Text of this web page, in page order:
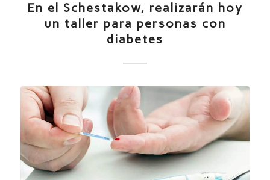
En el Schestakow, realizarán hoy
un taller para personas con
diabetes